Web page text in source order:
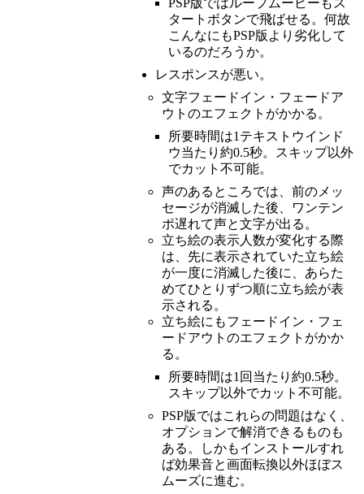
タートボタンで飛ばせる。何故
こんなにもPSP版より劣化して
いるのだろうか。
レスポンスが悪い。
文字フェードイン・フェードア
ウトのエフェクトがかかる。
所要時間は1テキストウインド
ウ当たり約0.5秒。スキップ以外
でカット不可能。
声のあるところでは、前のメッ
セージが消滅した後、ワンテン
ポ遅れて声と文字が出る。
立ち絵の表示人数が変化する際
は、先に表示されていた立ち絵
が一度に消滅した後に、あらた
めてひとりずつ順に立ち絵が表
示される。
立ち絵にもフェードイン・フェ
ードアウトのエフェクトがかか
る。
所要時間は1回当たり約0.5秒。
スキップ以外でカット不可能。
PSP版ではこれらの問題はなく、
オプションで解消できるものも
ある。しかもインストールすれ
ば効果音と画面転換以外ほぼス
ムーズに進む。